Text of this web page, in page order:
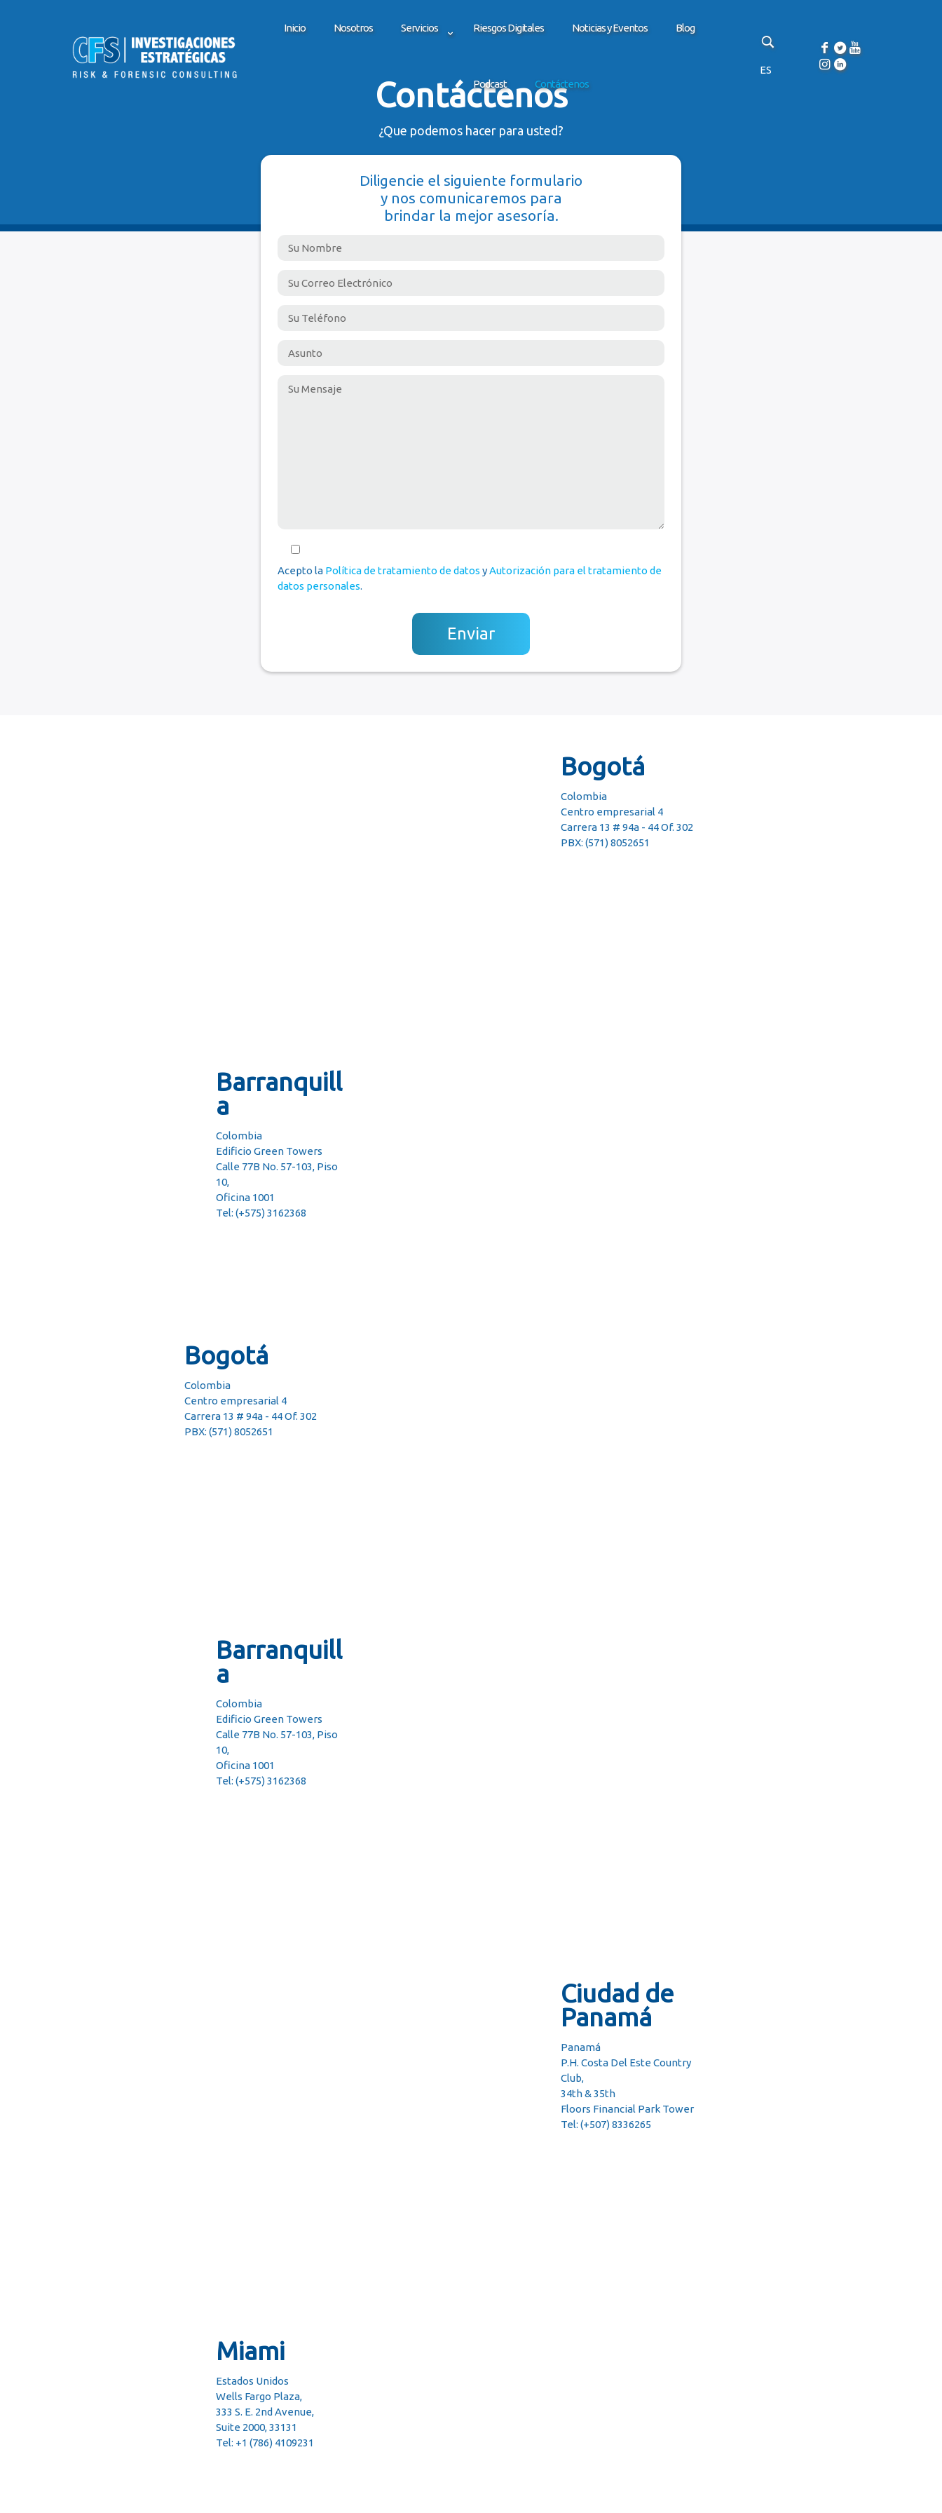
Inicio Nosotros Servicios Riesgos Digitales Noticias y Eventos Blog
Podcast Contáctenos
ES
Contáctenos
¿Que podemos hacer para usted?
Diligencie el siguiente formulario
y nos comunicaremos para
brindar la mejor asesoría.
Acepto la Política de tratamiento de datos yAutorización para el tratamiento de
datos personales.
Bogotá
Colombia
Centro empresarial 4
Carrera 13 # 94a - 44 Of. 302
PBX: (571) 8052651
Barranquill
a
Colombia
Edificio Green Towers
Calle 77B No. 57-103, Piso
10,
Oficina 1001
Tel: (+575) 3162368
Bogotá
Colombia
Centro empresarial 4
Carrera 13 # 94a - 44 Of. 302
PBX: (571) 8052651
Barranquill
a
Colombia
Edificio Green Towers
Calle 77B No. 57-103, Piso
10,
Oficina 1001
Tel: (+575) 3162368
Ciudad de
Panamá
Panamá
P.H. Costa Del Este Country
Club,
34th & 35th
Floors Financial Park Tower
Tel: (+507) 8336265
Miami
Estados Unidos
Wells Fargo Plaza,
333 S. E. 2nd Avenue,
Suite 2000, 33131
Tel: +1 (786) 4109231